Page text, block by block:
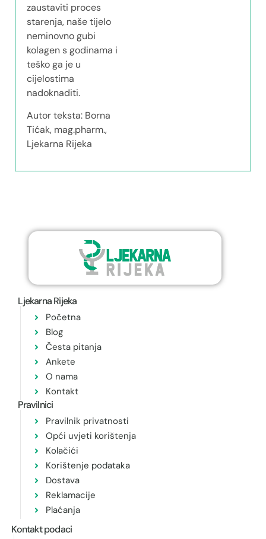
zaustaviti proces
starenja, naše tijelo
neminovno gubi
kolagen s godinama i
teško ga je u
cijelostima
nadoknaditi.
Autor teksta: Borna
Tićak, mag.pharm.,
Ljekarna Rijeka
Ljekarna Rijeka
Početna
Blog
Česta pitanja
Ankete
O nama
Kontakt
Pravilnici
Pravilnik privatnosti
Opći uvjeti korištenja
Kolačići
Korištenje podataka
Dostava
Reklamacije
Plaćanja
Kontakt podaci